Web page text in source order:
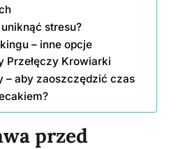
stresu?
– inne opcje
Przełęczy Krowiarki
– aby zaoszczędzić czas
przed